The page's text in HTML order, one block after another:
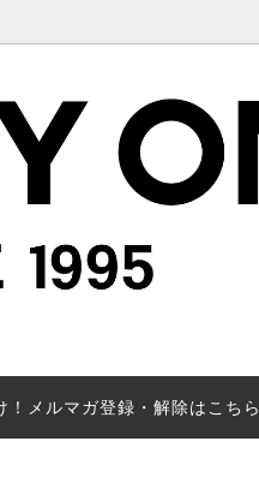
MADE TO ORDER
メルマガ登録・解除はこちら